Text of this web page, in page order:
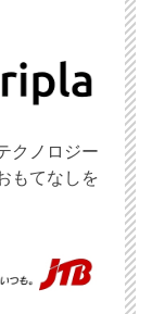
クノロジー
もてなしを